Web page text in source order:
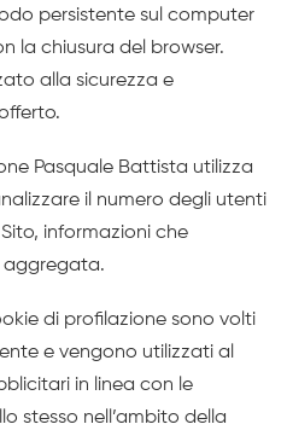
persistente sul computer
la chiusura del browser.
alla sicurezza e
Pasquale Battista utilizza
il numero degli utenti
informazioni che
aggregata.
di profilazione sono volti
e vengono utilizzati al
in linea con le
stesso nell’ambito della